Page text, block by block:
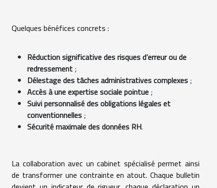
Quelques bénéfices concrets :
Réduction significative des risques d’erreur ou de
redressement ;
Délestage des tâches administratives complexes ;
Accès à une expertise sociale pointue ;
Suivi personnalisé des obligations légales et
conventionnelles ;
Sécurité maximale des données RH.
La collaboration avec un cabinet spécialisé permet ainsi
de transformer une contrainte en atout. Chaque bulletin